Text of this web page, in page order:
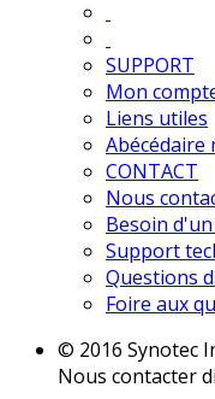
SUPPORT
Mon
Liens utiles
Abécédaire
CONTACT
Nous
Besoin
Support
Questions
Foire aux
© 2016 Synotec
Nous contacter